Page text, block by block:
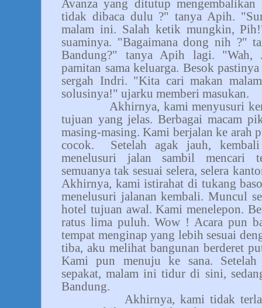
Avanza yang ditutup mengembalikan
tidak dibaca dulu ?" tanya Apih.
malam ini. Salah ketik mungkin,
suaminya. "Bagaimana dong nih ?"
Bandung?" tanya Apih lagi. "Wah,
pamitan sama keluarga. Besok
sergah Indri. "Kita cari makan
solusinya!" ujarku memberi masukan.
Akhirnya, kami menyusuri
tujuan yang jelas. Berbagai macam
masing-masing. Kami berjalan ke arah
cocok.
Setelah agak jauh,
menelusuri jalan sambil mencari
semuanya tak sesuai selera, selera
Akhirnya, kami istirahat di tukang
menelusuri jalanan kembali. Muncul
hotel tujuan awal. Kami menelepon.
ratus lima puluh. Wow ! Acara pun
tempat menginap yang lebih sesuai
tiba, aku melihat bangunan berderet
Kami pun menuju ke sana. Setelah
sepakat, malam ini tidur di sini,
Bandung.
Akhirnya, kami tidak